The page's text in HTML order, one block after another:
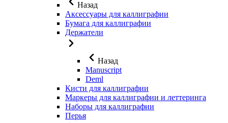
Назад
Аксессуары для каллиграфии
Бумага для каллиграфии
Держатели
Назад
Manuscript
Deml
Кисти для каллиграфии
Маркеры для каллиграфии и леттеринга
Наборы для каллиграфии
Перья